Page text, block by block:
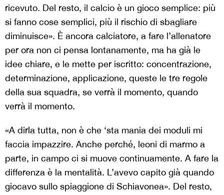
ricevuto. Del resto, il calcio è un gioco semplice: più
si fanno cose semplici, più il rischio di sbagliare
diminuisce». È ancora calciatore, a fare l’allenatore
per ora non ci pensa lontanamente, ma ha già le
idee chiare, e le mette per iscritto: concentrazione,
determinazione, applicazione, queste le tre regole
della sua squadra, se verrà il momento, quando
verrà il momento.
«A dirla tutta, non è che ‘sta mania dei moduli mi
faccia impazzire. Anche perché, leoni di marmo a
parte, in campo ci si muove continuamente. A fare la
differenza è la mentalità. L’avevo capito già quando
giocavo sullo spiaggione di Schiavonea». Del resto,